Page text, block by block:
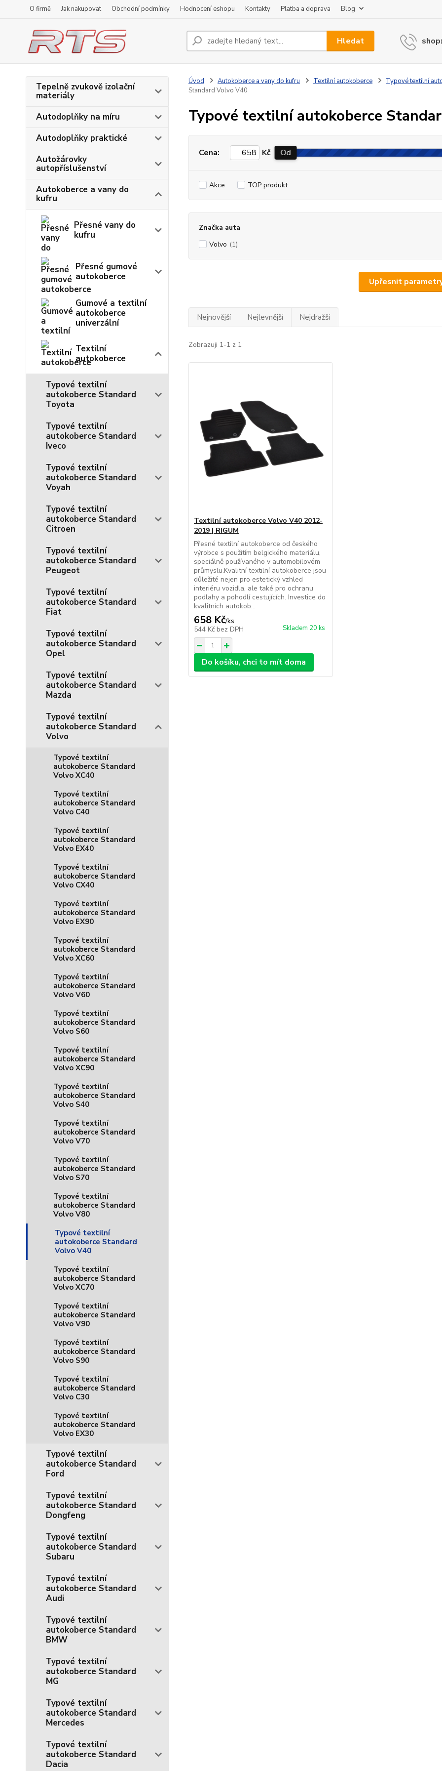
O firmě Jak nakupovat Obchodní podmínky Hodnocení eshopu Kontakty Platba a doprava Blog
Hledat
Tepelně zvukově izolační
materiály
Autodoplňky na míru
Autodoplňky praktické
Autožárovky
autopříslušenství
Autokoberce a vany do
kufru
Přesné vany do
kufru
Přesné gumové
autokoberce
Gumové a textilní
autokoberce
univerzální
Textilní
autokoberce
Typové textilní
autokoberce Standard
Toyota
Typové textilní
autokoberce Standard
Iveco
Typové textilní
autokoberce Standard
Voyah
Typové textilní
autokoberce Standard
Citroen
Typové textilní
autokoberce Standard
Peugeot
Typové textilní
autokoberce Standard
Fiat
Typové textilní
autokoberce Standard
Opel
Typové textilní
autokoberce Standard
Mazda
Typové textilní
autokoberce Standard
Volvo
Typové textilní
autokoberce Standard
Volvo XC40
Typové textilní
autokoberce Standard
Volvo C40
Typové textilní
autokoberce Standard
Volvo EX40
Typové textilní
autokoberce Standard
Volvo CX40
Typové textilní
autokoberce Standard
Volvo EX90
Typové textilní
autokoberce Standard
Volvo XC60
Typové textilní
autokoberce Standard
Volvo V60
Typové textilní
autokoberce Standard
Volvo S60
Typové textilní
autokoberce Standard
Volvo XC90
Typové textilní
autokoberce Standard
Volvo S40
Typové textilní
autokoberce Standard
Volvo V70
Typové textilní
autokoberce Standard
Volvo S70
Typové textilní
autokoberce Standard
Volvo V80
Typové textilní
autokoberce Standard
Volvo V40
Typové textilní
autokoberce Standard
Volvo XC70
Typové textilní
autokoberce Standard
Volvo V90
Typové textilní
autokoberce Standard
Volvo S90
Typové textilní
autokoberce Standard
Volvo C30
Typové textilní
autokoberce Standard
Volvo EX30
Typové textilní
autokoberce Standard
Ford
Typové textilní
autokoberce Standard
Dongfeng
Typové textilní
autokoberce Standard
Subaru
Typové textilní
autokoberce Standard
Audi
Typové textilní
autokoberce Standard
BMW
Typové textilní
autokoberce Standard
MG
Typové textilní
autokoberce Standard
Mercedes
Typové textilní
autokoberce Standard
Dacia
Úvod Autokoberce a vany do kufru Textilní autokoberce Typové textilní
Standard Volvo V40
Typové textilní autokoberce
Upřesnit
Cena: Kč Od
Akce TOP produkt
Značka auta
Volvo (1)
Nejnovější Nejlevnější Nejdražší
Zobrazuji 1-1 z 1
Textilní autokoberce Volvo V40 2012-
2019 | RIGUM
Přesné textilní autokoberce od českého
výrobce s použitím belgického materiálu,
speciálně používaného v automobilovém
průmyslu.Kvalitní textilní autokoberce jsou
důležité nejen pro estetický vzhled
interiéru vozidla, ale také pro ochranu
podlahy a pohodlí cestujících. Investice do
kvalitních autokob...
658 Kč/ks
544 Kč bez DPH Skladem 20 ks
Do košíku, chci to mít doma